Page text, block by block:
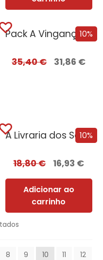
10%
Pack A Vingança Serve-se Fria
35,40€ 31,86 €
10%
A Livraria dos Segredos
18,80€ 16,93 €
Adicionar ao
carrinho
8 9 10 11 12